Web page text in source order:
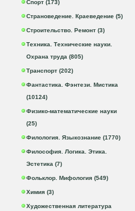
Спорт (173)
Страноведение. Краеведение (5)
Строительство. Ремонт (3)
Техника. Технические науки.
Охрана труда (805)
Транспорт (202)
Фантастика. Фэнтези. Мистика
(10124)
Физико-математические науки
(25)
Филология. Языкознание (1770)
Философия. Логика. Этика.
Эстетика (7)
Фольклор. Мифология (549)
Химия (3)
Художественная литература